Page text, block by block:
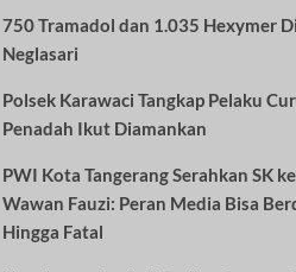
750 Tramadol dan 1.035 Hexymer
Neglasari
Polsek Karawaci Tangkap Pelaku
Penadah Ikut Diamankan
PWI Kota Tangerang Serahkan SK
Wawan Fauzi: Peran Media Bisa
Hingga Fatal